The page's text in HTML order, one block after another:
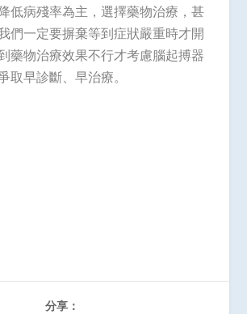
低病殘率為主，選擇藥物治療，甚
們一定要摒棄等到症狀嚴重時才開
藥物治療效果不行才考慮腦起搏器
取早診斷、早治療。
分享：